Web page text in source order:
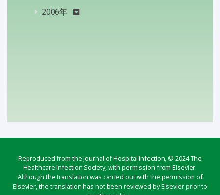
2006年
Reproduced from the Journal of Hospital Infection, © 2024 The
Healthcare Infection Society, with permission from Elsevier.
Although the translation was carried out with the permission of
Elsevier, the translation has not been reviewed by Elsevier prior to